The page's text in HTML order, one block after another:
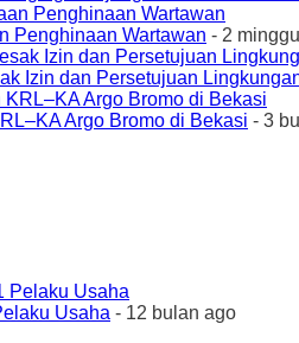
Penghinaan Wartawan - 2
Izin dan Persetujuan
Argo Bromo di Bekasi - 3
Usaha - 12 bulan ago